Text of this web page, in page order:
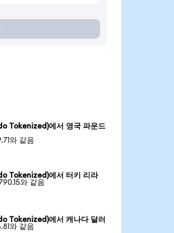
Tokenized)에서 영국 파운드
와 같음
Tokenized)에서 터키 리라
와 같음
Tokenized)에서 캐나다 달러
와 같음